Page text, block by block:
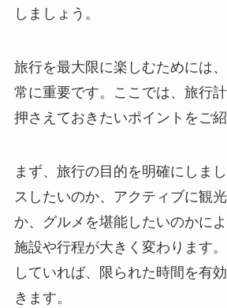
しましょう。
旅行を最大限に楽しむためには
常に重要です。ここでは、旅行
押さえておきたいポイントをご紹
まず、旅行の目的を明確にしま
スしたいのか、アクティブに観
か、グルメを堪能したいのかに
施設や行程が大きく変わります
していれば、限られた時間を有
きます。